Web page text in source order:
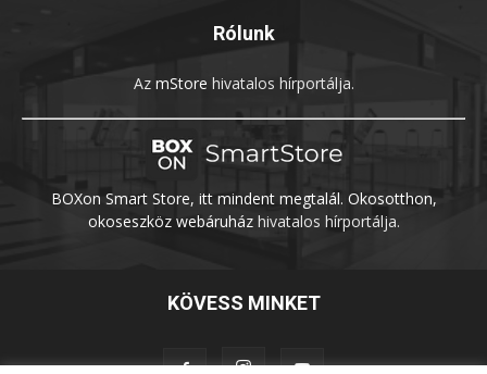
Rólunk
Az mStore hivatalos hírportálja.
BOXon Smart Store, itt mindent megtalál. Okosotthon,
okoseszköz webáruházhivatalos hírportálja.
KÖVESS MINKET